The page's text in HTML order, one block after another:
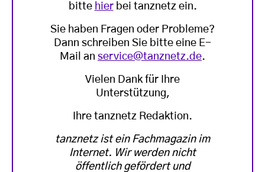
bitte hierbei tanznetz ein.
Sie haben Fragen oder Probleme?
Dann schreiben Sie bitte eine E-
Mail an service@tanznetz.de.
Vielen Dank für Ihre
Unterstützung,
Ihre tanznetz Redaktion.
tanznetz ist ein Fachmagazin im
Internet. Wir werden nicht
öffentlich gefördert und